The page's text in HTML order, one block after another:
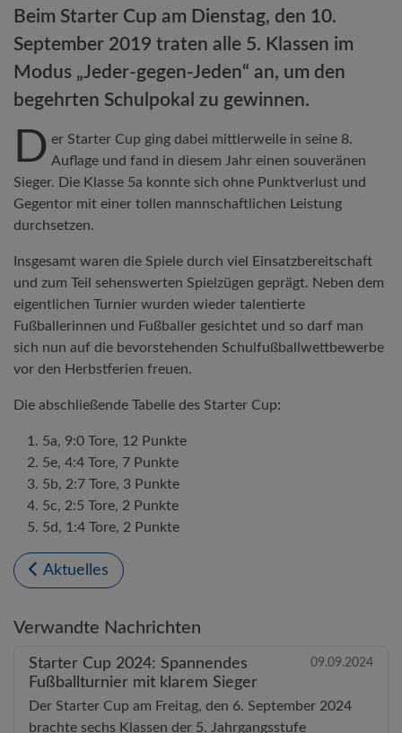
Beim Starter Cup am Dienstag, den 10.
September 2019 traten alle 5. Klassen im
Modus „Jeder-gegen-Jeden“ an, um den
begehrten Schulpokal zu gewinnen.
D er Starter Cup ging dabei mittlerweile in seine 8.
Auflage und fand in diesem Jahr einen souveränen
Sieger. Die Klasse 5a konnte sich ohne Punktverlust und
Gegentor mit einer tollen mannschaftlichen Leistung
durchsetzen.
Insgesamt waren die Spiele durch viel Einsatzbereitschaft
und zum Teil sehenswerten Spielzügen geprägt. Neben dem
eigentlichen Turnier wurden wieder talentierte
Fußballerinnen und Fußballer gesichtet und so darf man
sich nun auf die bevorstehenden Schulfußballwettbewerbe
vor den Herbstferien freuen.
Die abschließende Tabelle des Starter Cup:
5a, 9:0 Tore, 12 Punkte
5e, 4:4 Tore, 7 Punkte
5b, 2:7 Tore, 3 Punkte
5c, 2:5 Tore, 2 Punkte
5d, 1:4 Tore, 2 Punkte
Aktuelles
Verwandte Nachrichten
Starter Cup 2024: Spannendes
Fußballturnier mit klarem Sieger
09.09.2024
Der Starter Cup am Freitag, den 6. September 2024
brachte sechs Klassen der 5. Jahrgangsstufe